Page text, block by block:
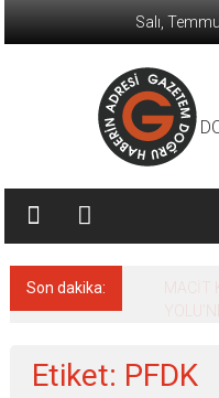
Salı,
Son dakika:
MACİT
Etiket: PFDK